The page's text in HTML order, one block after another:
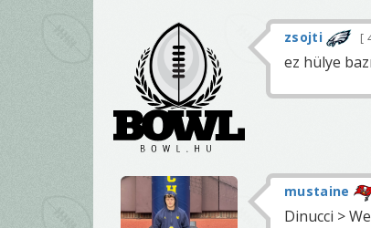
zsojti
ez hülye
mustaine
Dinucci >